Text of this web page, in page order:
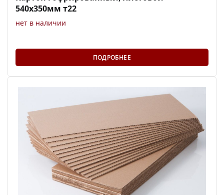
540х350мм т22
нет в наличии
ПОДРОБНЕЕ